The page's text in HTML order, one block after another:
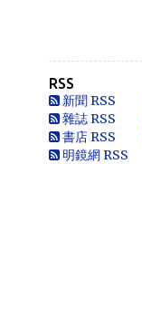
RSS
新聞 RSS
雜誌 RSS
書店 RSS
明鏡網 RSS